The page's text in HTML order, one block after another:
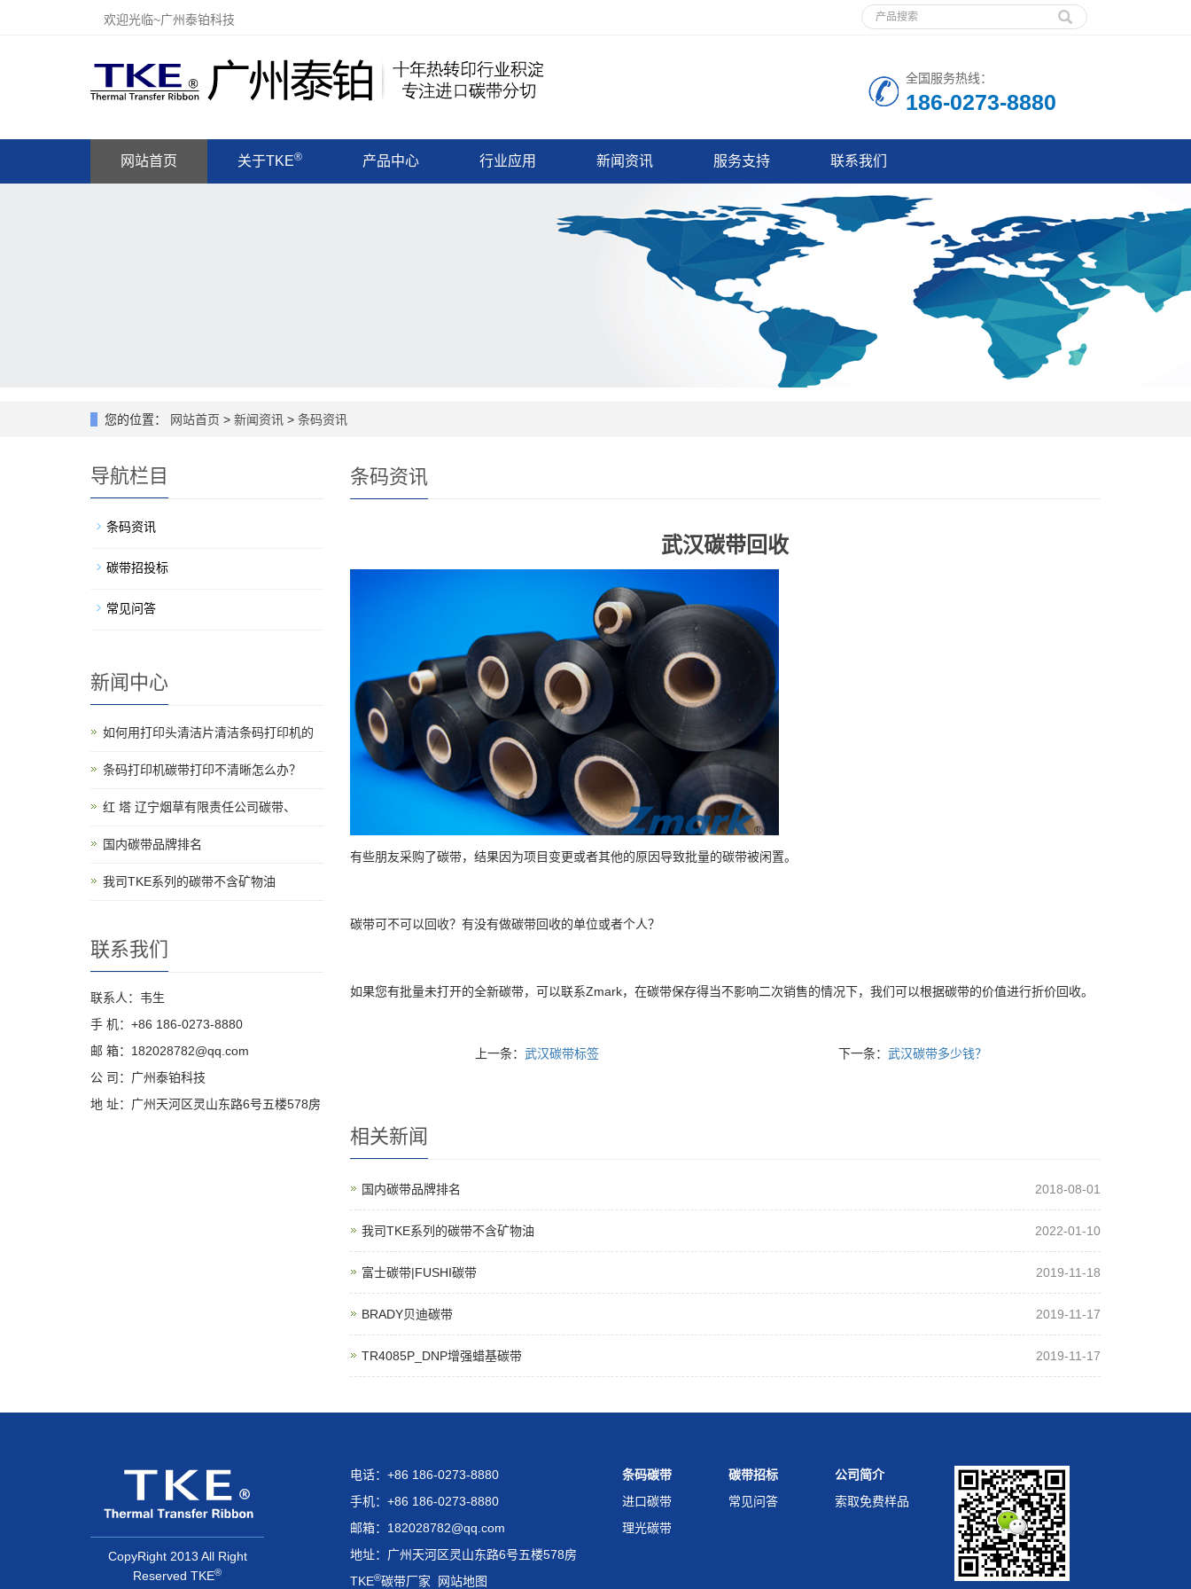
欢迎光临~广州泰铂科技
全国服务热线：
186-0273-8880
网站首页 关于TKE® 产品中心 行业应用 新闻资讯 服务支持 联系我们
您的位置： 网站首页 > 新闻资讯 > 条码资讯
条码资讯
武汉碳带回收
有些朋友采购了碳带，结果因为项目变更或者其他的原因导致批量的碳带被闲置。
碳带可不可以回收？有没有做碳带回收的单位或者个人？
如果您有批量未打开的全新碳带，可以联系Zmark，在碳带保存得当不影响二次销售的情况下，我们可以根据碳带的价值进行折价回收。
上一条：​武汉碳带标签 下一条：武汉碳带多少钱？
相关新闻
国内碳带品牌排名 2018-08-01
我司TKE系列的碳带不含矿物油 2022-01-10
富士碳带|FUSHI碳带 2019-11-18
BRADY贝迪碳带 2019-11-17
TR4085P_DNP增强蜡基碳带 2019-11-17
导航栏目
条码资讯
碳带招投标
常见问答
新闻中心
如何用打印头清洁片清洁条码打印机的
条码打印机碳带打印不清晰怎么办？
红 塔 辽宁烟草有限责任公司碳带、
国内碳带品牌排名
我司TKE系列的碳带不含矿物油
联系我们
联系人：韦生
手 机：+86 186-0273-8880
邮 箱：182028782@qq.com
公 司：广州泰铂科技
地 址：广州天河区灵山东路6号五楼578房
CopyRight 2013 All Right
Reserved TKE®
电话：+86 186-0273-8880
手机：+86 186-0273-8880
邮箱：182028782@qq.com
地址：广州天河区灵山东路6号五楼578房
TKE®碳带厂家 网站地图
条码碳带
进口碳带
理光碳带
碳带招标
常见问答
公司简介
索取免费样品